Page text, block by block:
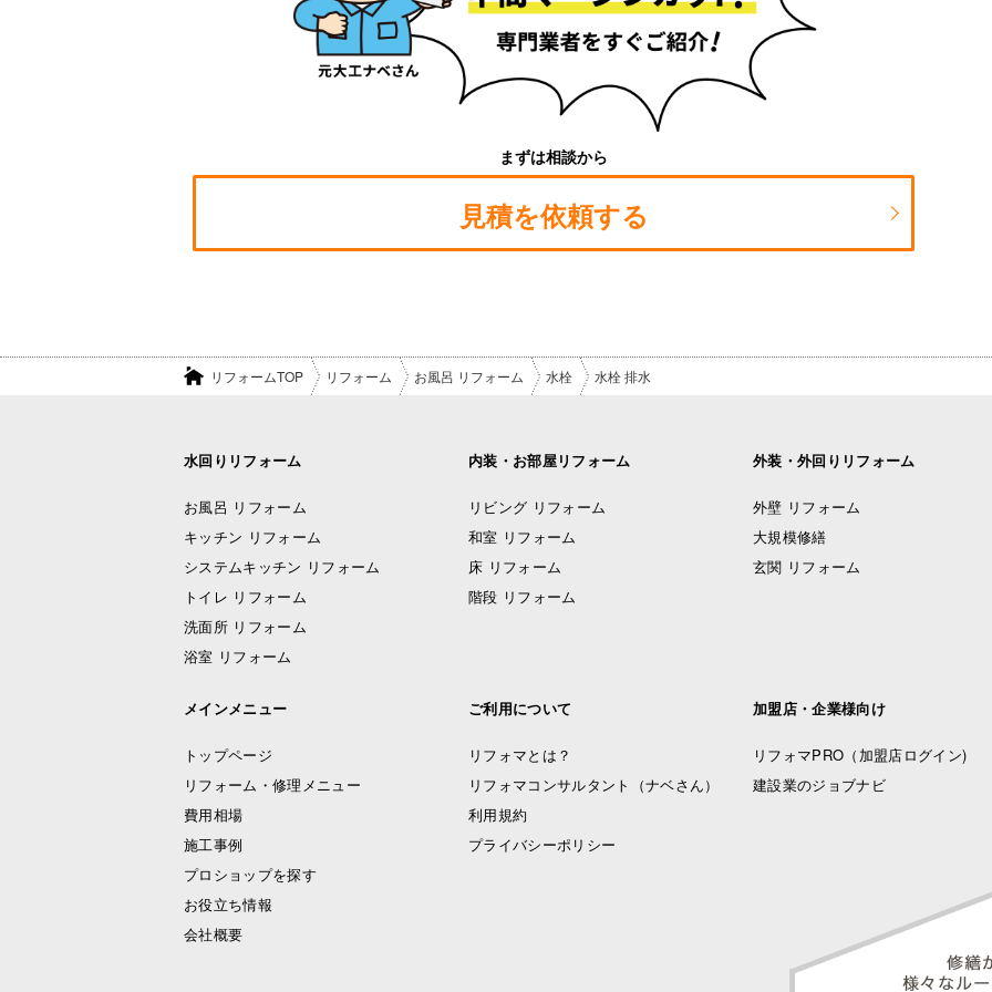
まずは相談から
見積を依頼する
リフォームTOP リフォーム お風呂 リフォーム 水栓 水栓 排水
水回りリフォーム
お風呂 リフォーム
キッチン リフォーム
システムキッチン リフォーム
トイレ リフォーム
洗面所 リフォーム
浴室 リフォーム
内装・お部屋リフォーム
リビング リフォーム
和室 リフォーム
床 リフォーム
階段 リフォーム
外装・外回りリフォーム
外壁 リフォーム
大規模修繕
玄関 リフォーム
メインメニュー
トップページ
リフォーム・修理メニュー
費用相場
施工事例
プロショップを探す
お役立ち情報
会社概要
ご利用について
リフォマとは？
リフォマコンサルタント（ナベさん）
利用規約
プライバシーポリシー
加盟店・企業様向け
リフォマPRO （加盟店ログイン)
建設業のジョブナビ